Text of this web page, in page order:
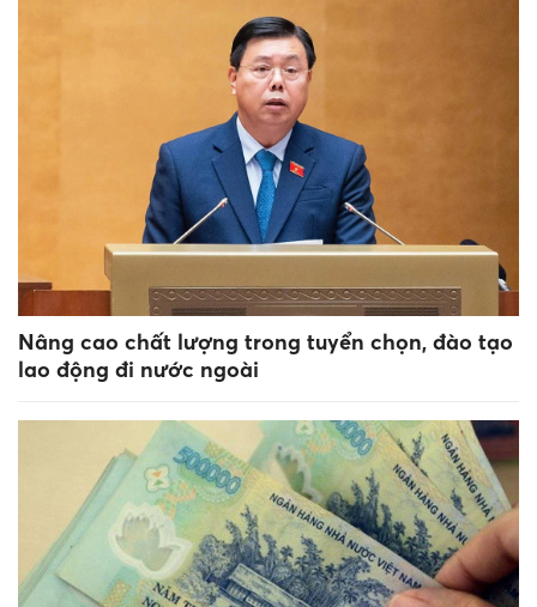
Nâng cao chất lượng trong tuyển chọn, đào tạo
lao động đi nước ngoài